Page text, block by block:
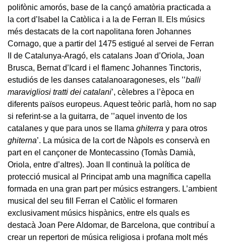
polifònic amorós, base de la cançó amatòria practicada a
la cort d’Isabel la Catòlica i a la de Ferran II. Els músics
més destacats de la cort napolitana foren Johannes
Cornago, que a partir del 1475 estigué al servei de Ferran
II de Catalunya-Aragó, els catalans Joan d’Oriola, Joan
Brusca, Bernat d’Icard i el flamenc Johannes Tinctoris,
estudiós de les danses catalanoaragoneses, els ’’balli
maravigliosi tratti dei catalani’, cèlebres a l’època en
diferents països europeus. Aquest teòric parlà, hom no sap
si referint-se a la guitarra, de ’’aquel invento de los
catalanes y que para unos se llama ghiterra y para otros
ghiterna’. La música de la cort de Nàpols es conservà en
part en el cançoner de Montecassino (Tomàs Damià,
Oriola, entre d’altres). Joan II continuà la política de
protecció musical al Principat amb una magnífica capella
formada en una gran part per músics estrangers. L’ambient
musical del seu fill Ferran el Catòlic el formaren
exclusivament músics hispànics, entre els quals es
destacà Joan Pere Aldomar, de Barcelona, que contribuí a
crear un repertori de música religiosa i profana molt més